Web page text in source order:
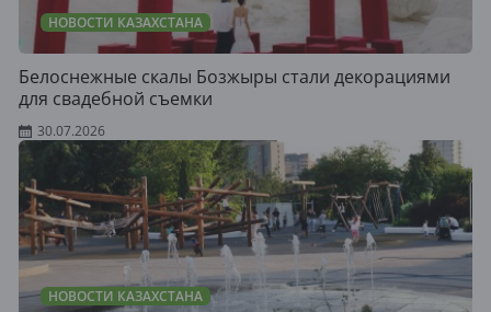
НОВОСТИ КАЗАХСТАНА
Белоснежные скалы Бозжыры стали декорациями
для свадебной съемки
30.07.2026
НОВОСТИ КАЗАХСТАНА